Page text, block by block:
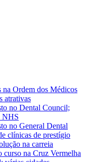
na Ordem dos Médicos
atrativas
no Dental Council;
NHS
no General Dental
clínicas de prestígio
na carreia
curso na Cruz Vermelha